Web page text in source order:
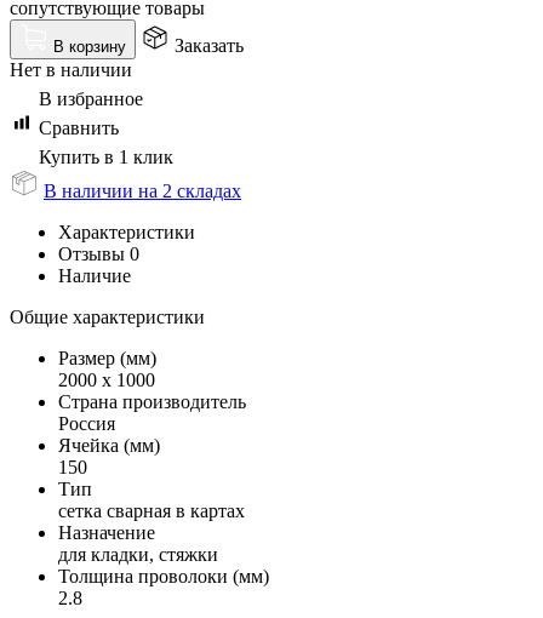
сопутствующие товары
В корзину
Заказать
Нет в наличии
В избранное
Сравнить
Купить в 1 клик
В наличии на 2 складах
Характеристики
Отзывы 0
Наличие
Общие характеристики
Размер (мм)
2000 х 1000
Страна производитель
Россия
Ячейка (мм)
150
Тип
сетка сварная в картах
Назначение
для кладки, стяжки
Толщина проволоки (мм)
2.8